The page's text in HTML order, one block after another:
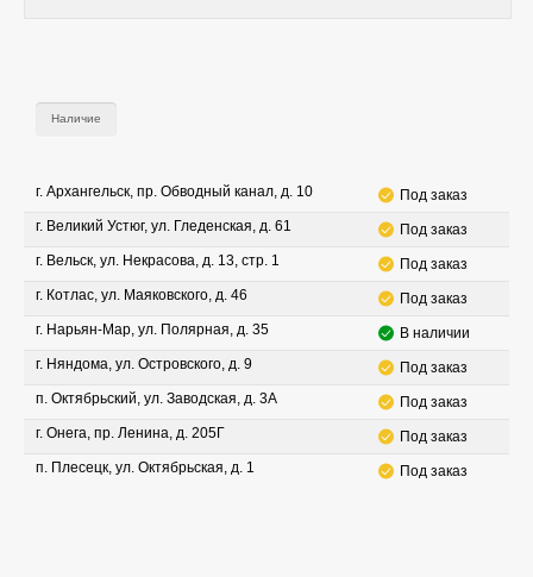
Наличие
г. Архангельск, пр. Обводный канал, д. 10
Под заказ
г. Великий Устюг, ул. Гледенская, д. 61
Под заказ
г. Вельск, ул. Некрасова, д. 13, стр. 1
Под заказ
г. Котлас, ул. Маяковского, д. 46
Под заказ
г. Нарьян-Мар, ул. Полярная, д. 35
В наличии
г. Няндома, ул. Островского, д. 9
Под заказ
п. Октябрьский, ул. Заводская, д. 3А
Под заказ
г. Онега, пр. Ленина, д. 205Г
Под заказ
п. Плесецк, ул. Октябрьская, д. 1
Под заказ